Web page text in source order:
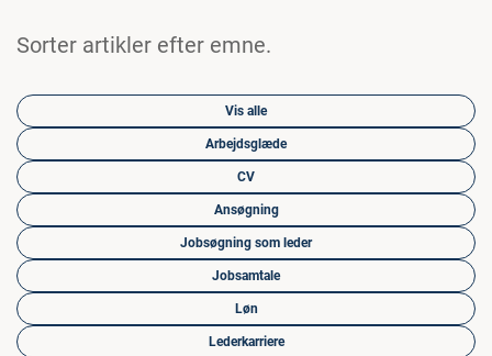
Sorter artikler efter emne.
Vis alle
Arbejdsglæde
CV
Ansøgning
Jobsøgning som leder
Jobsamtale
Løn
Lederkarriere